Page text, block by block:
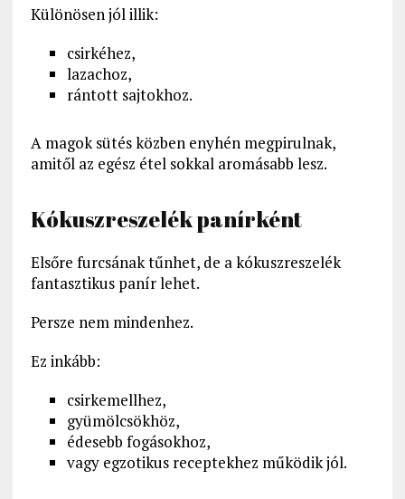
Különösen jól illik:
csirkéhez,
lazachoz,
rántott sajtokhoz.
A magok sütés közben enyhén megpirulnak,
amitől az egész étel sokkal aromásabb lesz.
Kókuszreszelék panírként
Elsőre furcsának tűnhet, de a kókuszreszelék
fantasztikus panír lehet.
Persze nem mindenhez.
Ez inkább:
csirkemellhez,
gyümölcsökhöz,
édesebb fogásokhoz,
vagy egzotikus receptekhez működik jól.